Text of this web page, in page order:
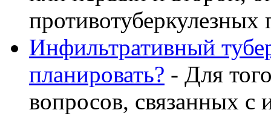
противотуберкулезных
Инфильтративный
планировать? - Для
вопросов, связанных с